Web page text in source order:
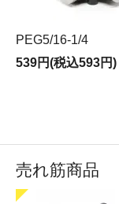
PEG5/16-1/4
539円(税込593円)
売れ筋商品